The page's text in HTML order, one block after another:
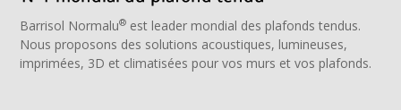
Barrisol Normalu® est leader mondial des plafonds tendus.
Nous proposons des solutions acoustiques, lumineuses,
imprimées, 3D et climatisées pour vos murs et vos plafonds.